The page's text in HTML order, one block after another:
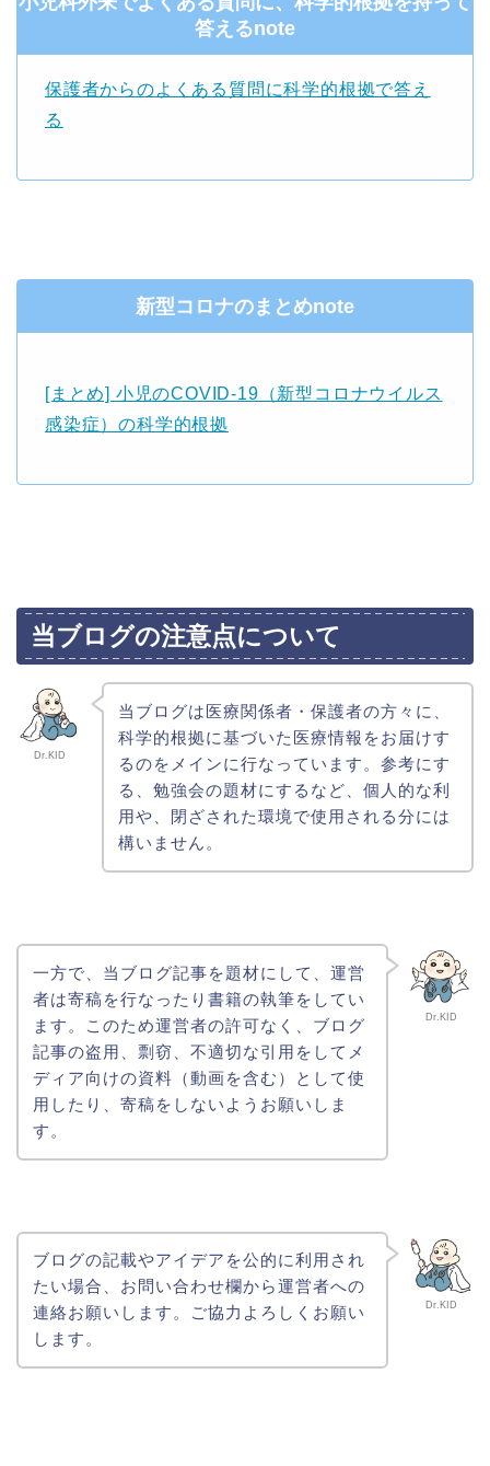
答えるnote
保護者からのよくある質問に科学的根拠で答え
る
新型コロナのまとめnote
[まとめ] 小児のCOVID-19（新型コロナウイルス
感染症）の科学的根拠
当ブログの注意点について
Dr.KID
当ブログは医療関係者・保護者の方々に、
科学的根拠に基づいた医療情報をお届けす
るのをメインに行なっています。参考にす
る、勉強会の題材にするなど、個人的な利
用や、閉ざされた環境で使用される分には
構いません。
Dr.KID
一方で、当ブログ記事を題材にして、運営
者は寄稿を行なったり書籍の執筆をしてい
ます。このため運営者の許可なく、ブログ
記事の盗用、剽窃、不適切な引用をしてメ
ディア向けの資料（動画を含む）として使
用したり、寄稿をしないようお願いしま
す。
Dr.KID
ブログの記載やアイデアを公的に利用され
たい場合、お問い合わせ欄から運営者への
連絡お願いします。ご協力よろしくお願い
します。